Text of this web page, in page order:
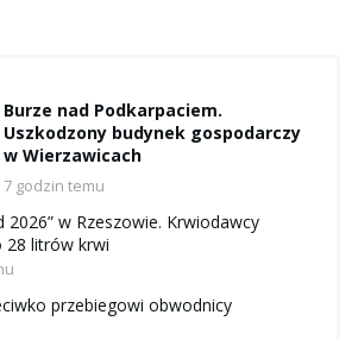
Burze nad Podkarpaciem.
Uszkodzony budynek gospodarczy
w Wierzawicach
7 godzin temu
2026” w Rzeszowie. Krwiodawcy
28 litrów krwi
przebiegowi obwodnicy